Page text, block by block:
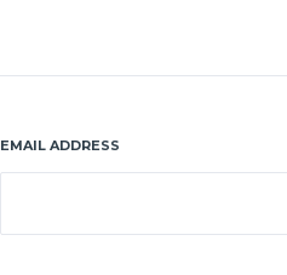
EMAIL ADDRESS